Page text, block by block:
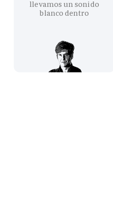
llevamos un sonido
blanco dentro